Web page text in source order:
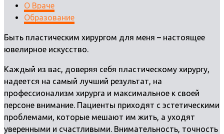
О Враче
Образование
Быть пластическим хирургом для меня – настоящее
ювелирное искусство.
Каждый из вас, доверяя себя пластическому хирургу,
надеется на самый лучший результат, на
профессионализм хирурга и максимальное к своей
персоне внимание. Пациенты приходят с эстетическими
проблемами, которые мешают им жить, а уходят
уверенными и счастливыми. Внимательность, точность